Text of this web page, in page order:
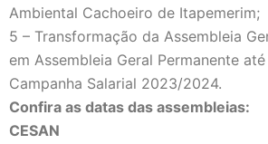
Ambiental Cachoeiro de Itapemerim;
5 – Transformação da Assembleia
em Assembleia Geral Permanente
Campanha Salarial 2023/2024.
Confira as datas das assembleias:
CESAN